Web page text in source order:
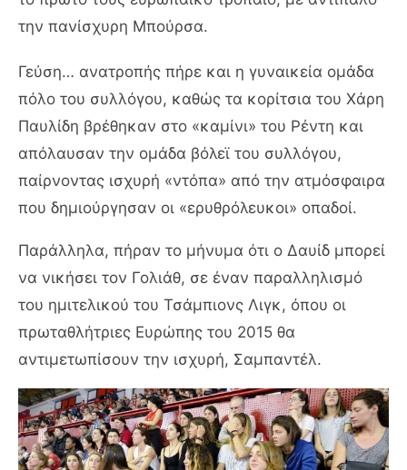
την πανίσχυρη Μπούρσα.
Γεύση… ανατροπής πήρε και η γυναικεία ομάδα
πόλο του συλλόγου, καθώς τα κορίτσια του Χάρη
Παυλίδη βρέθηκαν στο «καμίνι» του Ρέντη και
απόλαυσαν την ομάδα βόλεϊ του συλλόγου,
παίρνοντας ισχυρή «ντόπα» από την ατμόσφαιρα
που δημιούργησαν οι «ερυθρόλευκοι» οπαδοί.
Παράλληλα, πήραν το μήνυμα ότι ο Δαυίδ μπορεί
να νικήσει τον Γολιάθ, σε έναν παραλληλισμό
του ημιτελικού του Τσάμπιονς Λιγκ, όπου οι
πρωταθλήτριες Ευρώπης του 2015 θα
αντιμετωπίσουν την ισχυρή, Σαμπαντέλ.